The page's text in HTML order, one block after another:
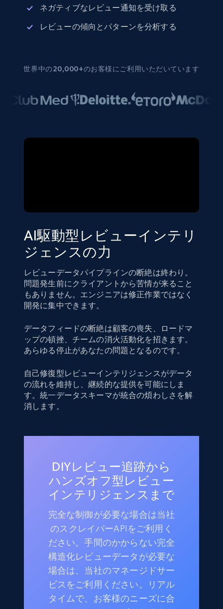
ネガティブなレビュー通知を受け取る
レビューの傾向とパターンを分析する
世界中の20,000+のお客様にご利用いただいています
AI駆動型レビューインテリ
ジェンスの力
レビューデータパイプラインの断絶は終わり。
問題発生前にクライアントから苦情が来ること
もありません。エンジニアは修正作業ではなく
開発に集中できます。
データフィードの断絶は顧客の喪失、ロードマ
ップの頓挫、チームの消火活動化を招きます。
あらゆる停止があなたの問題となるのです。
自己修復型レビューインテリジェンスがデータ
の流れを維持し、継続的な提供を可能にしま
す。統一データスキーマが統合の煩わしさを解
消します。
DIYレビュー追跡から
ハンズオフ型レビュー
インテリジェンスまで
完全な制御が必要な場合は当社
のスクレイパーAPIをご利用く
ださい。手間のかからない完全
構造化レビューデータが必要な
場合は、当社のマネージドサー
ビスをご利用ください。リアル
タイムで、お客様のニーズに合